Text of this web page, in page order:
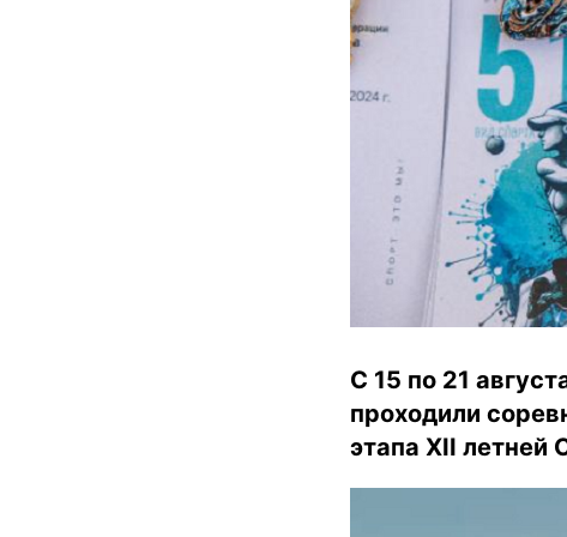
С 15 по 21
проходили
этапа XII летней